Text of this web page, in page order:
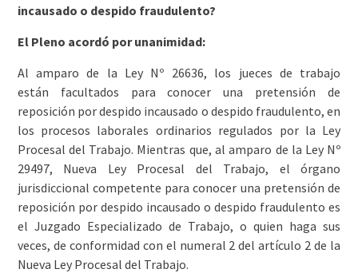
incausado o despido fraudulento?
El Pleno acordó por unanimidad:
Al amparo de la Ley Nº 26636, los jueces de trabajo
están facultados para conocer una pretensión de
reposición por despido incausado o despido fraudulento, en
los procesos laborales ordinarios regulados por la Ley
Procesal del Trabajo. Mientras que, al amparo de la Ley Nº
29497, Nueva Ley Procesal del Trabajo, el órgano
jurisdiccional competente para conocer una pretensión de
reposición por despido incausado o despido fraudulento es
el Juzgado Especializado de Trabajo, o quien haga sus
veces, de conformidad con el numeral 2 del artículo 2 de la
Nueva Ley Procesal del Trabajo.